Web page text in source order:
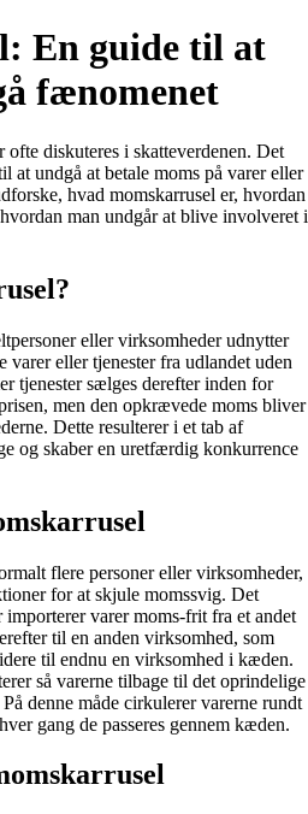
En guide til at
fænomenet
ofte diskuteres i skatteverdenen. Det
at undgå at betale moms på varer eller
hvad momskarrusel er, hvordan
man undgår at blive involveret i
eller virksomheder udnytter
varer eller tjenester fra udlandet uden
tjenester sælges derefter inden for
men den opkrævede moms bliver
Dette resulterer i et tab af
og skaber en uretfærdig konkurrence
flere personer eller virksomheder,
for at skjule momssvig. Det
importerer varer moms-frit fra et andet
til en anden virksomhed, som
til endnu en virksomhed i kæden.
så varerne tilbage til det oprindelige
denne måde cirkulerer varerne rundt
gang de passeres gennem kæden.